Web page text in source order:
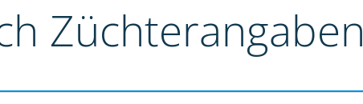
Züchterangaben